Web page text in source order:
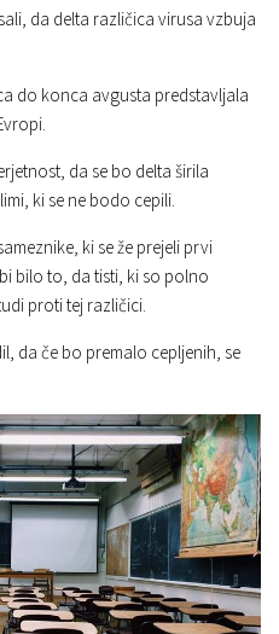
da delta različica virusa vzbuja
do konca avgusta predstavljala
da se bo delta širila
ki se ne bodo cepili.
ki se že prejeli prvi
bilo to, da tisti, ki so polno
proti tej različici.
da če bo premalo cepljenih, se